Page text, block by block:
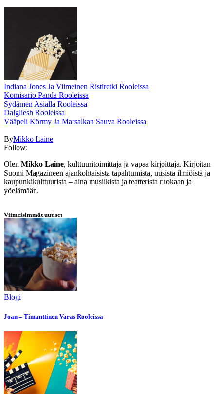
Indiana Jones Ja Viimeinen Ristiretki Rooleissa
Komisario Panda Rooleissa
Sydämen Asialla Rooleissa
Dalgliesh Rooleissa
Vääpeli Körmy Ja Marsalkan Sauva Rooleissa
ByMikko Laine
Follow:
Olen Mikko Laine, kulttuuritoimittaja ja vapaa kirjoittaja. Kirjoitan
Suomi Magazineen ajankohtaisista tapahtumista, uusista ilmiöistä ja
kaupunkikulttuurista – aina musiikista ja teatterista ruokaan ja
yöelämään.
Viimeisimmät uutiset
Blogi
Joan – Timanttinen Varas Rooleissa